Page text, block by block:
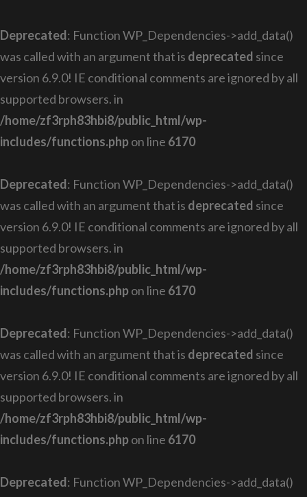
Deprecated: Function WP_Dependencies->add_data()
was called with an argument that is deprecated since
version 6.9.0! IE conditional comments are ignored by all
supported browsers. in
/home/zf3rph83hbi8/public_html/wp-
includes/functions.phpon line 6170
Deprecated: Function WP_Dependencies->add_data()
was called with an argument that is deprecated since
version 6.9.0! IE conditional comments are ignored by all
supported browsers. in
/home/zf3rph83hbi8/public_html/wp-
includes/functions.phpon line 6170
Deprecated: Function WP_Dependencies->add_data()
was called with an argument that is deprecated since
version 6.9.0! IE conditional comments are ignored by all
supported browsers. in
/home/zf3rph83hbi8/public_html/wp-
includes/functions.phpon line 6170
Deprecated: Function WP_Dependencies->add_data()